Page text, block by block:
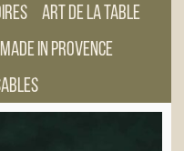
Art de la table
Made in Provence